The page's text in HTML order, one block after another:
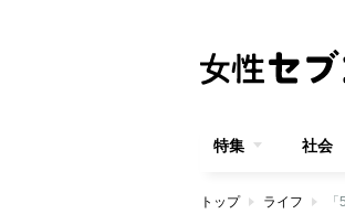
特集 社会
トップ ライフ